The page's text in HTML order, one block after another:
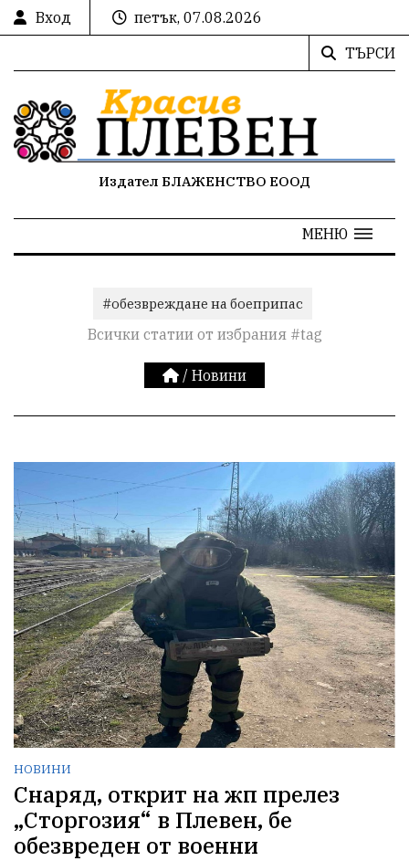
Вход
петък, 07.08.2026
ТЪРСИ
Издател БЛАЖЕНСТВО ЕООД
МЕНЮ
#обезвреждане на боеприпас
Всички статии от избрания #tag
/ Новини
НОВИНИ
Снаряд, открит на жп прелез
„Сторгозия“ в Плевен, бе
обезвреден от военни